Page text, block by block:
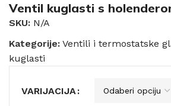
Ventil kuglasti s
SKU: N/A
Kategorije: Ventili i termostatske
kuglasti
VARIJACIJA